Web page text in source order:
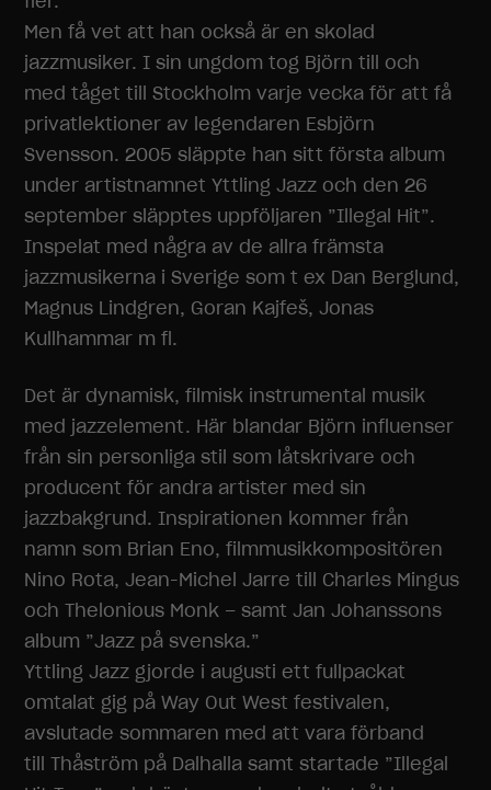
Men få vet att han också är en skolad
jazzmusiker. I sin ungdom tog Björn till och
med tåget till Stockholm varje vecka för att få
privatlektioner av legendaren Esbjörn
Svensson. 2005 släppte han sitt första album
under artistnamnet Yttling Jazz och den 26
september släpptes uppföljaren ”Illegal Hit”.
Inspelat med några av de allra främsta
jazzmusikerna i Sverige som t ex Dan Berglund,
Magnus Lindgren, Goran Kajfeš, Jonas
Kullhammar m fl.
Det är dynamisk, filmisk instrumental musik
med jazzelement. Här blandar Björn influenser
från sin personliga stil som låtskrivare och
producent för andra artister med sin
jazzbakgrund. Inspirationen kommer från
namn som Brian Eno, filmmusikkompositören
Nino Rota, Jean-Michel Jarre till Charles Mingus
och Thelonious Monk – samt Jan Johanssons
album ”Jazz på svenska.”
Yttling Jazz gjorde i augusti ett fullpackat
omtalat gig på Way Out West festivalen,
avslutade sommaren med att vara förband
till Thåström på Dalhalla samt startade ”Illegal